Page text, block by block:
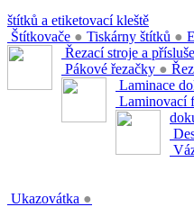
štítků a etiketovací kleště
Štítkovače ● Tiskárny štítků ●
Řezací stroje a
Pákové řezačky ●
Laminace
Laminovací
Ukazovátka ●